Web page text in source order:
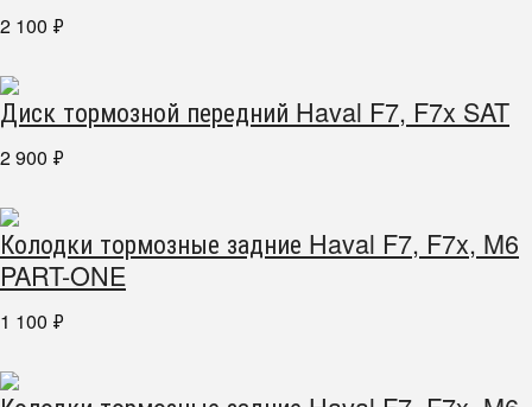
2 100 ₽
Диск тормозной передний Haval F7, F7x SAT
2 900 ₽
Колодки тормозные задние Haval F7, F7x, M6
PART-ONE
1 100 ₽